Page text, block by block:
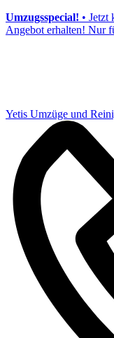
Umzugsspecial! • Jetzt
Angebot erhalten! Nur
Yetis Umzüge und